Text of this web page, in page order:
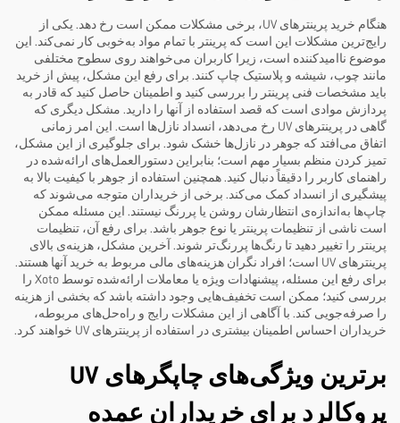
هنگام خرید پرینترهای UV، برخی مشکلات ممکن است رخ دهد. یکی از
رایج‌ترین مشکلات این است که پرینتر با تمام مواد به‌خوبی کار نمی‌کند. این
موضوع ناامیدکننده است، زیرا کاربران می‌خواهند روی سطوح مختلفی
مانند چوب، شیشه و پلاستیک چاپ کنند. برای رفع این مشکل، پیش از خرید
باید مشخصات فنی پرینتر را بررسی کنید و اطمینان حاصل کنید که قادر به
پردازش موادی است که قصد استفاده از آنها را دارید. مشکل دیگری که
گاهی در پرینترهای UV رخ می‌دهد، انسداد نازل‌ها است. این امر زمانی
اتفاق می‌افتد که جوهر در نازل‌ها خشک شود. برای جلوگیری از این مشکل،
تمیز کردن منظم بسیار مهم است؛ بنابراین دستورالعمل‌های ارائه‌شده در
راهنمای کاربر را دقیقاً دنبال کنید. همچنین استفاده از جوهر با کیفیت بالا به
پیشگیری از انسداد کمک می‌کند. برخی از خریداران متوجه می‌شوند که
چاپ‌ها به‌اندازه‌ی انتظارشان روشن یا پررنگ نیستند. این مسئله ممکن
است ناشی از تنظیمات پرینتر یا نوع جوهر باشد. برای رفع آن، تنظیمات
پرینتر را تغییر دهید تا رنگ‌ها پررنگ‌تر شوند. آخرین مشکل، هزینه‌ی بالای
پرینترهای UV است؛ افراد نگران هزینه‌های مالی مربوط به خرید آنها هستند.
برای رفع این مسئله، پیشنهادات ویژه یا معاملات ارائه‌شده توسط Xoto را
بررسی کنید؛ ممکن است تخفیف‌هایی وجود داشته باشد که بخشی از هزینه
را صرفه‌جویی کند. با آگاهی از این مشکلات رایج و راه‌حل‌های مربوطه،
خریداران احساس اطمینان بیشتری در استفاده از پرینترهای UV خواهند کرد.
برترین ویژگی‌های چاپگرهای UV
پروکالرد برای خریداران عمده